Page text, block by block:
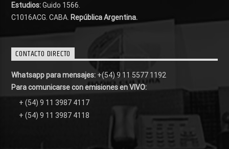
Estudios:Guido 1566.
C1016ACG . CABA. República Argentina.
CONTACTO DIRECTO
Whatsapp para mensajes: +(54) 9 11 5577 1192
Para comunicarse con emisiones en VIVO:
+ (54) 9 11 3987 4117
+ (54) 9 11 3987 4118